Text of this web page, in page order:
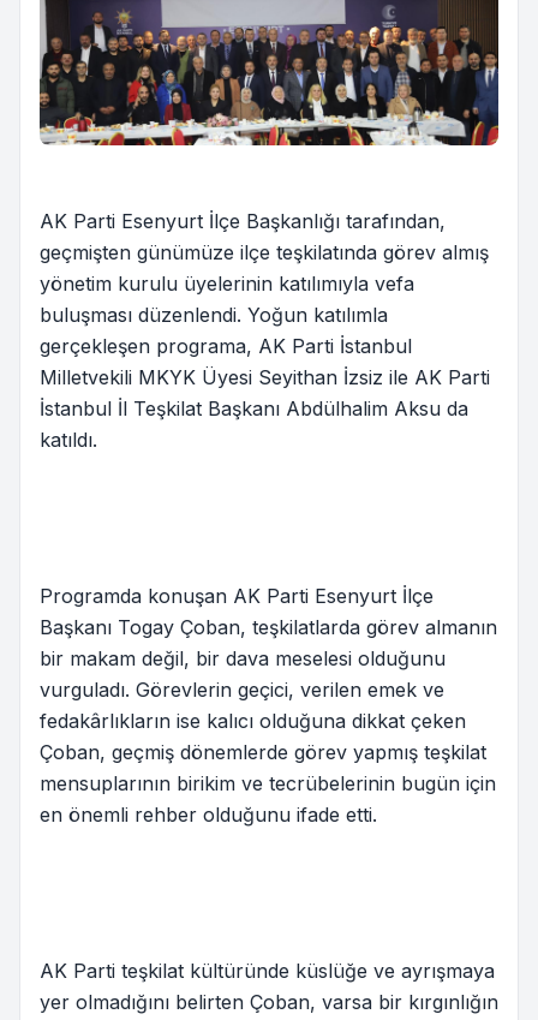
AK Parti Esenyurt İlçe Başkanlığı tarafından,
geçmişten günümüze ilçe teşkilatında görev almış
yönetim kurulu üyelerinin katılımıyla vefa
buluşması düzenlendi. Yoğun katılımla
gerçekleşen programa, AK Parti İstanbul
Milletvekili MKYK Üyesi Seyithan İzsiz ile AK Parti
İstanbul İl Teşkilat Başkanı Abdülhalim Aksu da
katıldı.
Programda konuşan AK Parti Esenyurt İlçe
Başkanı Togay Çoban, teşkilatlarda görev almanın
bir makam değil, bir dava meselesi olduğunu
vurguladı. Görevlerin geçici, verilen emek ve
fedakârlıkların ise kalıcı olduğuna dikkat çeken
Çoban, geçmiş dönemlerde görev yapmış teşkilat
mensuplarının birikim ve tecrübelerinin bugün için
en önemli rehber olduğunu ifade etti.
AK Parti teşkilat kültüründe küslüğe ve ayrışmaya
yer olmadığını belirten Çoban, varsa bir kırgınlığın